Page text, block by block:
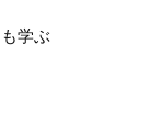
学ぶ